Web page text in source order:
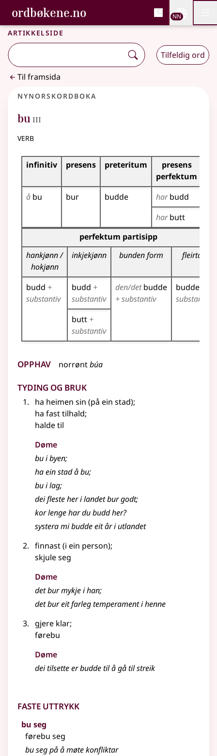
Gå til hovudinnhald
Tilgjenge
ordbøkene.no, Bokmålsordboka og
Bokmålsordboka og Nynorskordboka
NN
Artikkelside
Tilfeldig ord
Til framsida
Nynorskordboka
bu 3
III
verb
Bøyningstabell for dette verbet
infinitiv presens preteritum
presens
perfektum
å bu bur budde harbudd
harbutt
Bøyningstabell for dette verbet (partisippformer)
perfektum partisipp
hankjønn /
hokjønn
inkjekjønn bunden form fleirtal
budd +
substantiv
budd +
substantiv
den/detbudde
+ substantiv
budde
substantiv
butt +
substantiv
Opphav norrøntbúa
Tyding og bruk
ha heimen sin (på ein stad);
ha fast tilhald;
halde til
Døme
bu i byen;
ha ein stad å bu;
bu i lag;
dei fleste her i landet bur godt;
kor lenge har du budd her?
systera mi budde eit år i utlandet
finnast (i ein person);
skjule seg
Døme
det bur mykje i han;
det bur eit farleg temperament i henne
gjere klar;
førebu
Døme
dei tilsette er budde til å gå til streik
Faste uttrykk
bu seg
førebu seg
bu seg på å møte konfliktar